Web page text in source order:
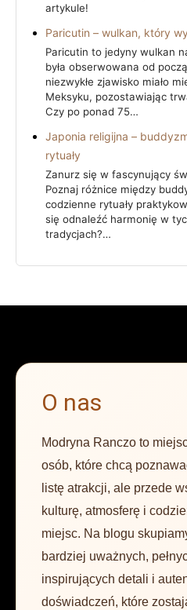
artykule!
Paricutin – wulkan, który
Paricutin to jedyny wulkan
była obserwowana od
niezwykłe zjawisko miało
Meksyku, pozostawiając
Czy po ponad 75…
Japonia religijna –
rytuały
Zanurz się w fascynujący
Poznaj różnice między
codzienne rytuały
się odnaleźć harmonię w
tradycjach?…
O nas
Modryna Ranczo to
osób, które chcą
listę atrakcji, ale przede
kulturę, atmosferę i
miejsc. Na blogu
bardziej uważnych,
inspirujących detali i
doświadczeń, które